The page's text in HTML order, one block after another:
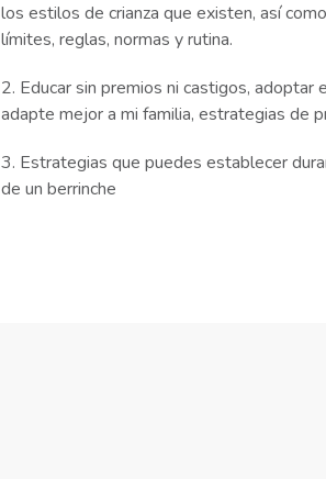
los estilos de crianza que existen, así
límites, reglas, normas y rutina.
2. Educar sin premios ni castigos, adoptar
adapte mejor a mi familia, estrategias de
3. Estrategias que puedes establecer
de un berrinche